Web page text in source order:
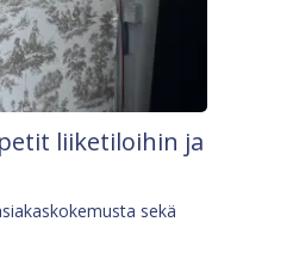
liiketiloihin ja
sekä